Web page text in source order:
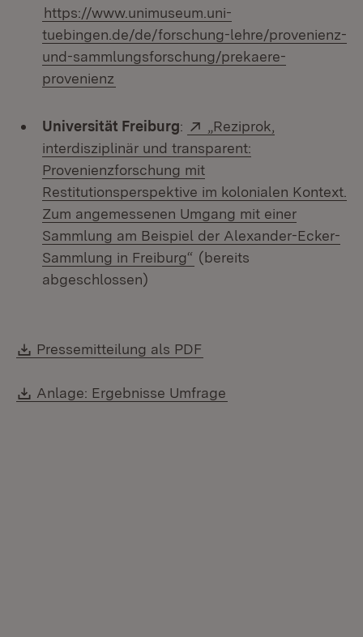
https://www.unimuseum.uni-
tuebingen.de/de/forschung-lehre/provenienz-
und-sammlungsforschung/prekaere-
provenienz
Universität Freiburg: Extern:
„Reziprok,
interdisziplinär und transparent:
Provenienzforschung mit
Restitutionsperspektive im kolonialen Kontext.
Zum angemessenen Umgang mit einer
Sammlung am Beispiel der Alexander-Ecker-
Sammlung in Freiburg“ (Öffnet in neuem Fenster)
(bereits
abgeschlossen)
Download:
Pressemitteilung als PDF
Download:
Anlage: Ergebnisse Umfrage